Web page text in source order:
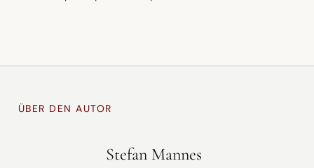
ÜBER DEN AUTOR
Stefan Mannes